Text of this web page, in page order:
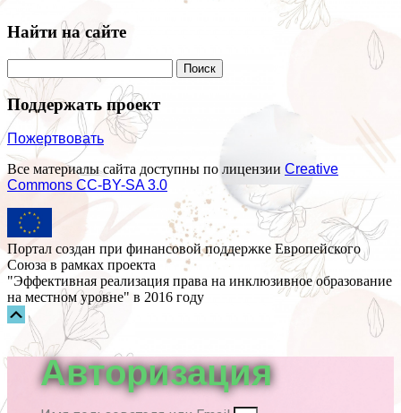
Найти на сайте
Поддержать проект
Пожертвовать
Все материалы сайта доступны по лицензии Creative
Commons СС-BY-SA 3.0
Портал создан при финансовой поддержке Европейского
Союза в рамках проекта
"Эффективная реализация права на инклюзивное образование
на местном уровне" в 2016 году
Прокрутка
вверх
Авторизация